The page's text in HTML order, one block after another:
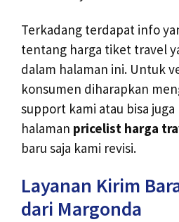
Terkadang terdapat info
tentang harga tiket travel
dalam halaman ini. Untuk
konsumen diharapkan
support kami atau bisa
halaman pricelist harga
baru saja kami revisi.
Layanan Kirim
dari Margonda